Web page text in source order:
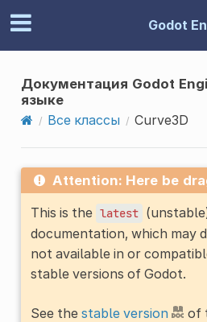
Godot
Документация Godot
языке
Все классы
Curve3D
Attention: Here be
This is the latest
documentation, which may
not available in or
stable versions of Godot.
See the stable version
of